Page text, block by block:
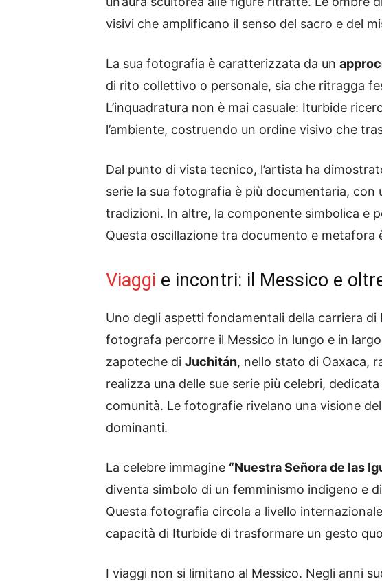
visivi che amplificano il senso del sacro e del
La sua fotografia è caratterizzata da un
di rito collettivo o personale, sia che ritragga
L’inquadratura non è mai casuale: Iturbide
l’ambiente, costruendo un ordine visivo che
Dal punto di vista tecnico, l’artista ha
serie la sua fotografia è più documentaria,
tradizioni. In altre, la componente simbolica e
Questa oscillazione tra documento e
Viaggi e incontri: il Messico e
Uno degli aspetti fondamentali della carriera di
fotografa percorre il Messico in lungo e in
zapoteche di Juchitán, nello stato di Oaxaca,
realizza una delle sue serie più celebri,
comunità. Le fotografie rivelano una visione
dominanti.
La celebre immagine “Nuestra Señora de las
diventa simbolo di un femminismo indigeno e
Questa fotografia circola a livello
capacità di Iturbide di trasformare un gesto
I viaggi non si limitano al Messico. Negli anni